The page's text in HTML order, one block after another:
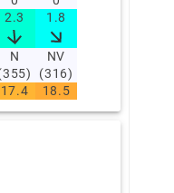
2.3 1.8
N
NV
(316)
17.4 18.5